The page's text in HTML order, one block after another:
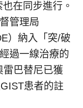
在同步進行。
管理局
）納入「突/破
過一線治療的
雷巴替尼已獲
患者的註